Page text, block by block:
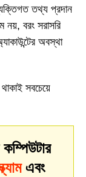
তথ্য প্রদান
নয়, বরং সরাসরি
অবস্থা
সবচেয়ে
এবং